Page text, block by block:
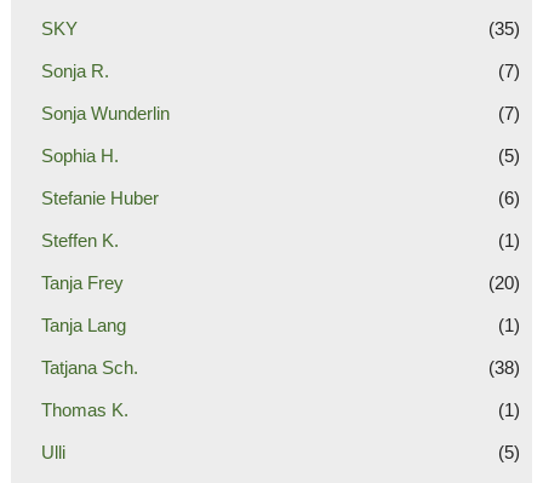
SKY (35)
Sonja R. (7)
Sonja Wunderlin (7)
Sophia H. (5)
Stefanie Huber (6)
Steffen K. (1)
Tanja Frey (20)
Tanja Lang (1)
Tatjana Sch. (38)
Thomas K. (1)
Ulli (5)